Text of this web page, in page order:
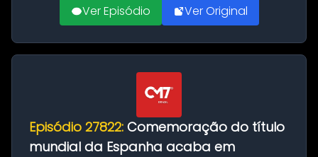
Ver Episódio Ver Original
Episódio 27822: Comemoração do título
mundial da Espanha acaba em